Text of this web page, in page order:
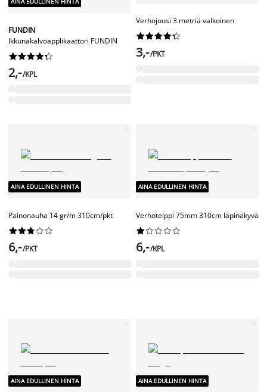
FUNDIN
Ikkunakalvoapplikaattori FUNDIN






2,-/KPL
Verhojousi 3 metriä valkoinen






3,-/PKT
AINA EDULLINEN HINTA
Painonauha 14 gr/m 310cm/pkt






6,-/PKT
AINA EDULLINEN HINTA
Verhoteippi 75mm 310cm läpinäkyvä






6,-/KPL
AINA EDULLINEN HINTA AINA EDULLINEN HINTA